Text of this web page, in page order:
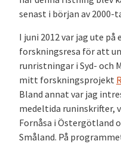
senast i början av 2000-
I juni 2012 var jag ute på
forskningsresa för att
runristningar i Syd- och
mitt forskningsprojekt
Bland annat var jag
medeltida runinskrifter,
Fornåsa i Östergötland
Småland. På